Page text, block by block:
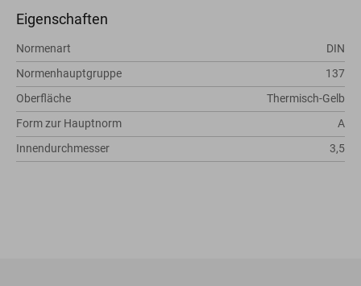
Eigenschaften
Normenart
DIN
Normenhauptgruppe
137
Oberfläche
Thermisch-Gelb
Form zur Hauptnorm
A
Innendurchmesser
3,5